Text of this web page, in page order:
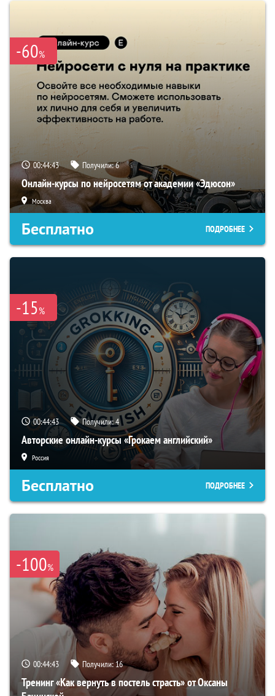
-60%
00:44:42 Получили:6
Онлайн-курсы по нейросетям от академии «Эдюсон»
Москва
Бесплатно ПОДРОБНЕЕ
-15%
00:44:42 Получили:4
Авторские онлайн-курсы «Грокаем английский»
Россия
Бесплатно ПОДРОБНЕЕ
-100%
00:44:42 Получили:16
Тренинг «Как вернуть в постель страсть» от Оксаны